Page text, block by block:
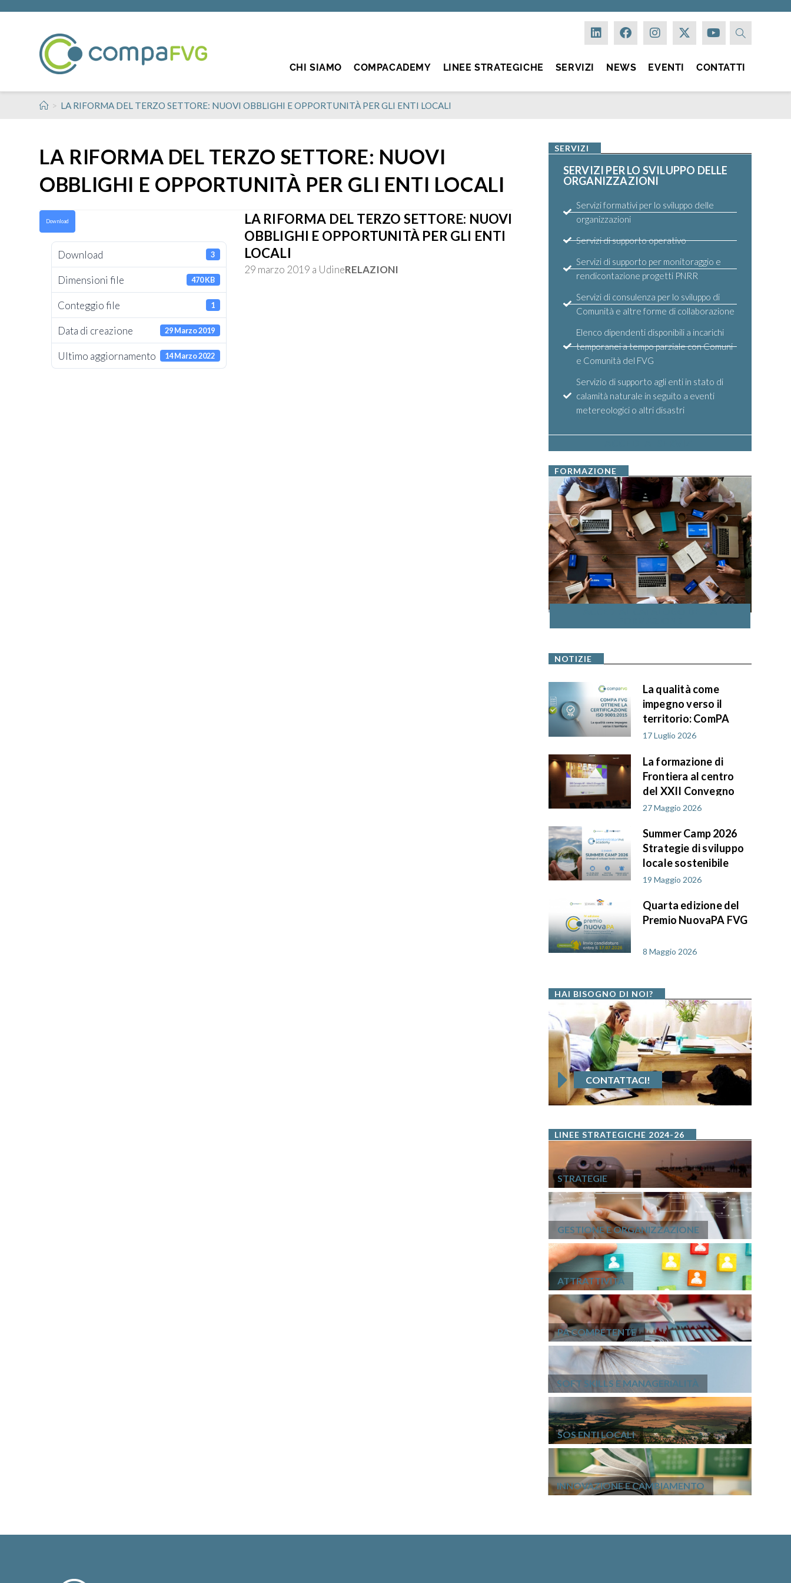
CHI SIAMO COMPACADEMY LINEE STRATEGICHE SERVIZI NEWS EVENTI CONTATTI
> LA RIFORMA DEL TERZO SETTORE: NUOVI OBBLIGHI E OPPORTUNITÀ PER GLI ENTI LOCALI
LA RIFORMA DEL TERZO SETTORE: NUOVI
OBBLIGHI E OPPORTUNITÀ PER GLI ENTI LOCALI
Download
Download 3
Dimensioni file 470 KB
Conteggio file 1
Data di creazione 29 Marzo 2019
Ultimo aggiornamento 14 Marzo 2022
LA RIFORMA DEL TERZO SETTORE: NUOVI
OBBLIGHI E OPPORTUNITÀ PER GLI ENTI
LOCALI
29 marzo 2019 a UdineRELAZIONI
SERVIZI
SERVIZI PER LO SVILUPPO DELLE
ORGANIZZAZIONI
Servizi formativi per lo sviluppo delle
organizzazioni
Servizi di supporto operativo
Servizi di supporto per monitoraggio e
rendicontazione progetti PNRR
Servizi di consulenza per lo sviluppo di
Comunità e altre forme di collaborazione
Elenco dipendenti disponibili a incarichi
temporanei a tempo parziale con Comuni
e Comunità del FVG
Servizio di supporto agli enti in stato di
calamità naturale in seguito a eventi
metereologici o altri disastri
FORMAZIONE
NOTIZIE
La qualità come
impegno verso il
territorio: ComPA
FVG ottiene la
9001:2015
17 Luglio 2026
La formazione di
Frontiera al centro
del XXII Convegno
AIF PA in FVG
27 Maggio 2026
Summer Camp 2026
Strategie di sviluppo
locale sostenibile
19 Maggio 2026
Quarta edizione del
Premio NuovaPA FVG
8 Maggio 2026
HAI BISOGNO DI NOI?
CONTATTACI!
LINEE STRATEGICHE 2024-26
STRATEGIE
GESTIONE E ORGANIZZAZIONE
ATTRATTIVITÀ
PA COMPETENTE
SOFT SKILLS E MANAGERIALITÀ
SOS ENTI LOCALI
INNOVAZIONE E CAMBIAMENTO